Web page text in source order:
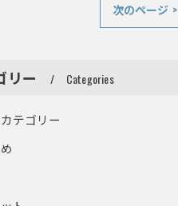
次のページ >
リー Categories
テゴリー